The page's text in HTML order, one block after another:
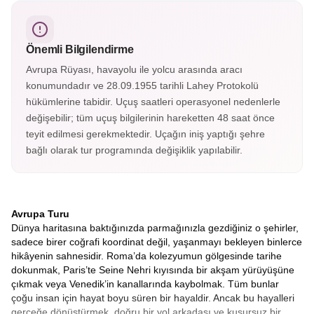
dışında sahil şeridine konumlandırılmış tahta ayakkabı
dükkanları, hediyelik eşya satan dükkanlar, leziz balıklar
yiyebileceğiniz restoranlar ve peynir fabrikalarıyla
Volendam’da zamanın nasıl geçtiğini anlamayacaksınız.
Önemli Bilgilendirme
Avrupa Rüyası, havayolu ile yolcu arasında aracı
konumundadır ve 28.09.1955 tarihli Lahey Protokolü
hükümlerine tabidir. Uçuş saatleri operasyonel nedenlerle
değişebilir; tüm uçuş bilgilerinin hareketten 48 saat önce
teyit edilmesi gerekmektedir. Uçağın iniş yaptığı şehre
bağlı olarak tur programında değişiklik yapılabilir.
Avrupa Turu
Dünya haritasına baktığınızda parmağınızla gezdiğiniz o şehirler,
sadece birer coğrafi koordinat değil, yaşanmayı bekleyen binlerce
hikâyenin sahnesidir. Roma’da kolezyumun gölgesinde tarihe
dokunmak, Paris’te Seine Nehri kıyısında bir akşam yürüyüşüne
çıkmak veya Venedik’in kanallarında kaybolmak. Tüm bunlar
çoğu insan için hayat boyu süren bir hayaldir. Ancak bu hayalleri